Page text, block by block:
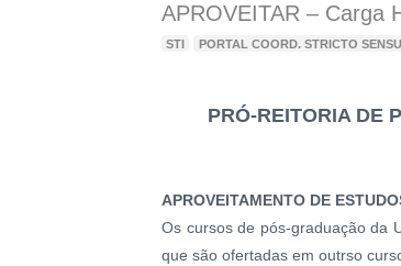
APROVEITAR – Carga
STI PORTAL COORD. STRICTO SENSU
PRÓ-REITORIA DE
APROVEITAMENTO DE
Os cursos de pós-graduação da
que são ofertadas em outrso